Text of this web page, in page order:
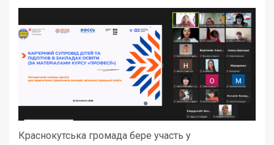
Краснокутська громада бере участь у